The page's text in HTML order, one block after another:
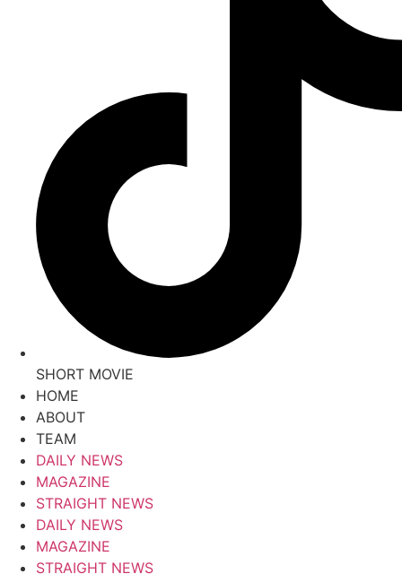
SHORT MOVIE
HOME
ABOUT
TEAM
DAILY NEWS
MAGAZINE
STRAIGHT NEWS
DAILY NEWS
MAGAZINE
STRAIGHT NEWS